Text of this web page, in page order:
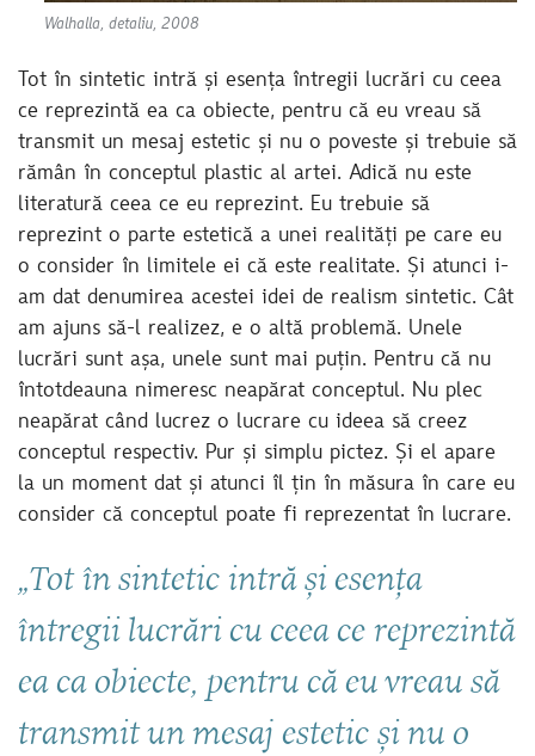
Walhalla, detaliu, 2008
Tot în sintetic intră și esența întregii lucrări cu ceea
ce reprezintă ea ca obiecte, pentru că eu vreau să
transmit un mesaj estetic și nu o poveste și trebuie să
rămân în conceptul plastic al artei. Adică nu este
literatură ceea ce eu reprezint. Eu trebuie să
reprezint o parte estetică a unei realități pe care eu
o consider în limitele ei că este realitate. Și atunci i-
am dat denumirea acestei idei de realism sintetic. Cât
am ajuns să-l realizez, e o altă problemă. Unele
lucrări sunt așa, unele sunt mai puțin. Pentru că nu
întotdeauna nimeresc neapărat conceptul. Nu plec
neapărat când lucrez o lucrare cu ideea să creez
conceptul respectiv. Pur și simplu pictez. Și el apare
la un moment dat și atunci îl țin în măsura în care eu
consider că conceptul poate fi reprezentat în lucrare.
„Tot în sintetic intră și esența
întregii lucrări cu ceea ce reprezintă
ea ca obiecte, pentru că eu vreau să
transmit un mesaj estetic și nu o